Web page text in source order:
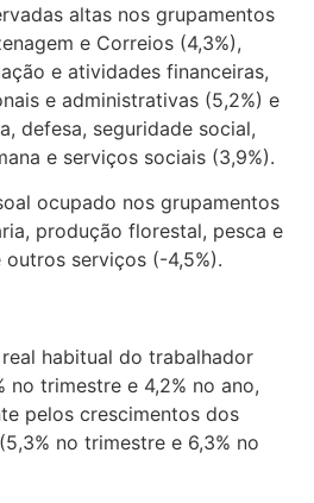
altas nos grupamentos
e Correios (4,3%),
e atividades financeiras,
e administrativas (5,2%) e
defesa, seguridade social,
e serviços sociais (3,9%).
ocupado nos grupamentos
produção florestal, pesca e
serviços (-4,5%).
habitual do trabalhador
no trimestre e 4,2% no ano,
pelos crescimentos dos
no trimestre e 6,3% no